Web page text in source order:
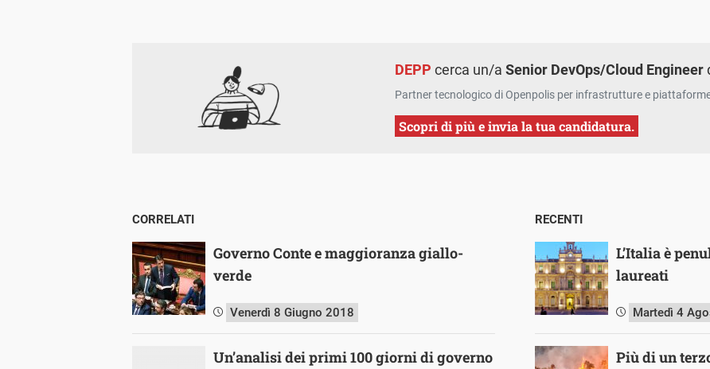
DEPP cerca un/aSenior DevOps/Cloud Engineer
Partner tecnologico di Openpolis per infrastrutture e
Scopri di più e invia la tua candidatura.
CORRELATI
Governo Conte e maggioranza giallo-
verde
Venerdì 8 Giugno 2018
Un’analisi dei primi 100 giorni di governo
RECENTI
L’Italia è
laureati
Martedì 4
Più di un